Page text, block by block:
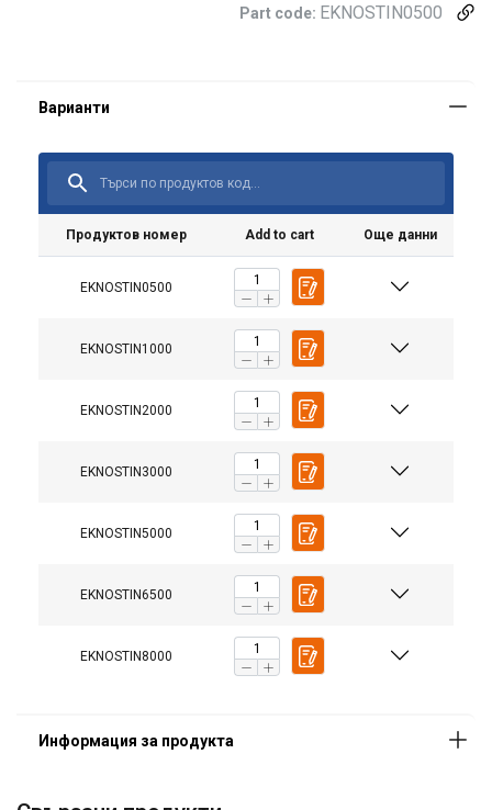
Part code: EKNOSTIN0500
Продуктов номер Add to cart Още данни
EKNOSTIN0500
EKNOSTIN1000
EKNOSTIN2000
EKNOSTIN3000
EKNOSTIN5000
EKNOSTIN6500
EKNOSTIN8000
Материал:
Покритие: